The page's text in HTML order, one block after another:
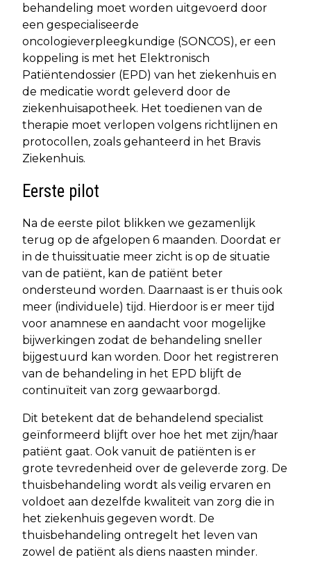
behandeling moet worden uitgevoerd door
een gespecialiseerde
oncologieverpleegkundige (SONCOS), er een
koppeling is met het Elektronisch
Patiëntendossier (EPD) van het ziekenhuis en
de medicatie wordt geleverd door de
ziekenhuisapotheek. Het toedienen van de
therapie moet verlopen volgens richtlijnen en
protocollen, zoals gehanteerd in het Bravis
Ziekenhuis.
Eerste pilot
Na de eerste pilot blikken we gezamenlijk
terug op de afgelopen 6 maanden. Doordat er
in de thuissituatie meer zicht is op de situatie
van de patiënt, kan de patiënt beter
ondersteund worden. Daarnaast is er thuis ook
meer (individuele) tijd. Hierdoor is er meer tijd
voor anamnese en aandacht voor mogelijke
bijwerkingen zodat de behandeling sneller
bijgestuurd kan worden. Door het registreren
van de behandeling in het EPD blijft de
continuïteit van zorg gewaarborgd.
Dit betekent dat de behandelend specialist
geïnformeerd blijft over hoe het met zijn/haar
patiënt gaat. Ook vanuit de patiënten is er
grote tevredenheid over de geleverde zorg. De
thuisbehandeling wordt als veilig ervaren en
voldoet aan dezelfde kwaliteit van zorg die in
het ziekenhuis gegeven wordt. De
thuisbehandeling ontregelt het leven van
zowel de patiënt als diens naasten minder.